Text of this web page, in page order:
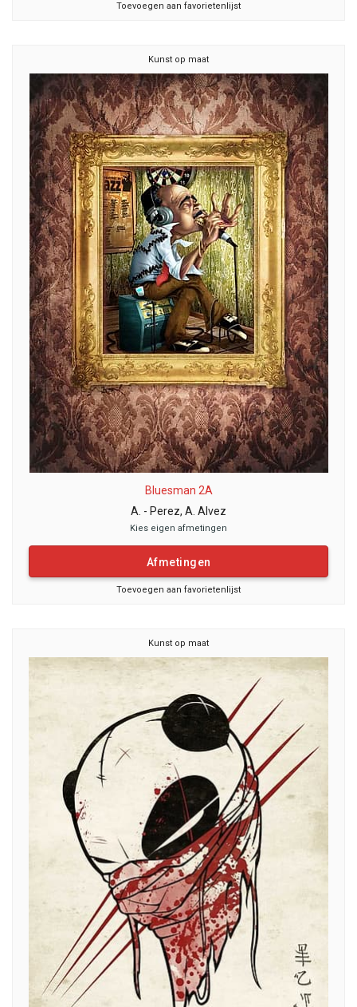
Toevoegen aan favorietenlijst
Kunst op maat
Bluesman 2A
A. - Perez, A. Alvez
Kies eigen afmetingen
Afmetingen
Toevoegen aan favorietenlijst
Kunst op maat